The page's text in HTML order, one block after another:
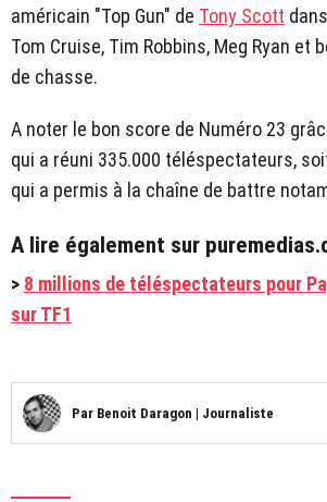
américain "Top Gun" de Tony Scott
Tom Cruise, Tim Robbins, Meg Ryan et
de chasse.
A noter le bon score de Numéro 23
qui a réuni 335.000 téléspectateurs,
qui a permis à la chaîne de battre
A lire également sur
> 8 millions de téléspectateurs pour
sur TF1
Par Benoit Daragon | Journaliste